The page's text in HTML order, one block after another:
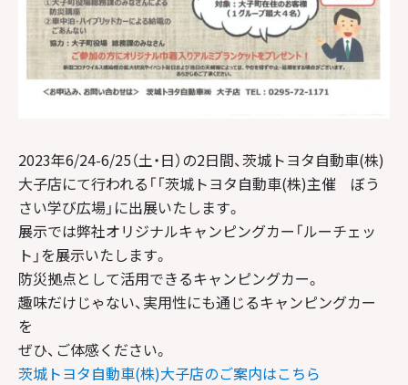
2023年6/24-6/25（土・日）の2日間、茨城トヨタ自動車(株)
大子店にて行われる「「茨城トヨタ自動車(株)主催 ぼう
さい学び広場」に出展いたします。
展示では弊社オリジナルキャンピングカー「ルーチェッ
ト」を展示いたします。
防災拠点として活用できるキャンピングカー。
趣味だけじゃない、実用性にも通じるキャンピングカー
を
ぜひ、ご体感ください。
茨城トヨタ自動車(株)大子店のご案内はこちら